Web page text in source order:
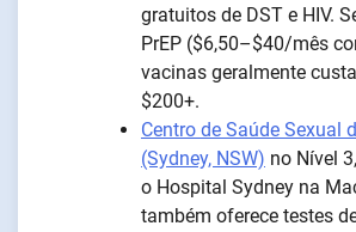
gratuitos de DST e HIV.
PrEP ($6,50–$40/mês
vacinas geralmente
$200+.
Centro de Saúde Sexual
(Sydney, NSW) no Nível
o Hospital Sydney na
também oferece testes